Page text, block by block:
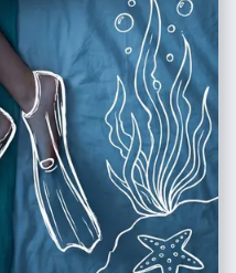
with warm highlights
poppies, yellow flowers,
hair, indoor, studio lighting,
illustration, sketch, low